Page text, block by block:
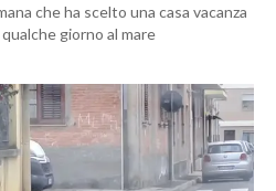
che ha scelto una casa vacanza
giorno al mare